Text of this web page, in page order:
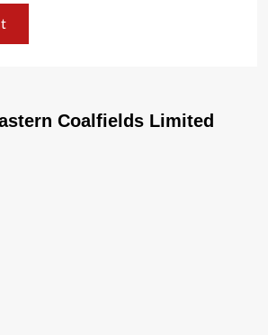
Coalfields Limited